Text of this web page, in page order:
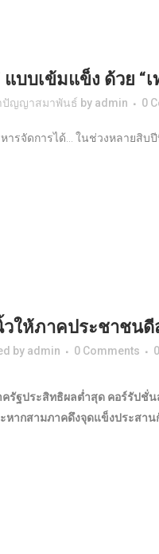
แบบเข้มแข็ง ด้วย “
ปัญญาสมาพันธ์ by admin 0
หารจัดการได้... ในช่วงหลาย
วให้ภาคประชาชน
by admin 0 Comments 0
รัฐประสิทธิผลต่ำสุด คอร์รัป
หากสามภาคดึงจุดแข็งประสา